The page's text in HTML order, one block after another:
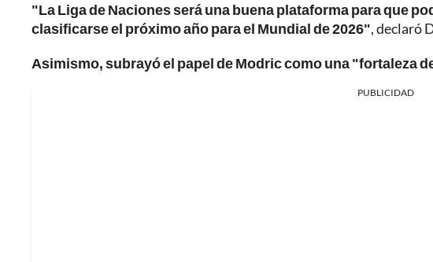
"La Liga de Naciones será una buena plataforma para que
clasificarse el próximo año para el Mundial de 2026", declaró
Asimismo, subrayó el papel de Modric como una "fortaleza
PUBLICIDAD